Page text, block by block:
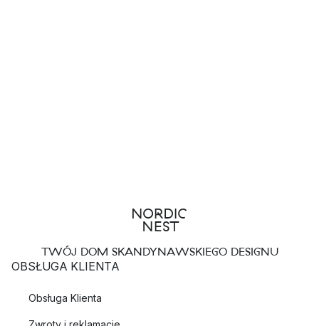
TWÓJ DOM SKANDYNAWSKIEGO DESIGNU
OBSŁUGA KLIENTA
Obsługa Klienta